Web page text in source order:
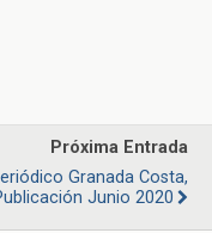
Próxima Entrada
Granada Costa,
Junio 2020